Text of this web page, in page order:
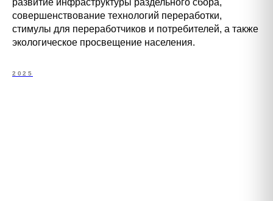
развитие инфраструктуры раздельного сбора,
совершенствование технологий переработки,
стимулы для переработчиков и потребителей, а также
экологическое просвещение населения.
2025